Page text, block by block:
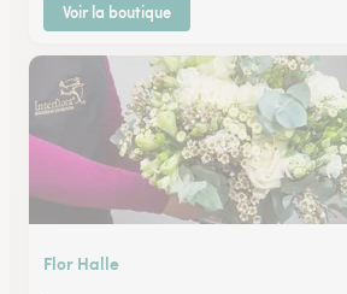
Voir la boutique
Flor Halle